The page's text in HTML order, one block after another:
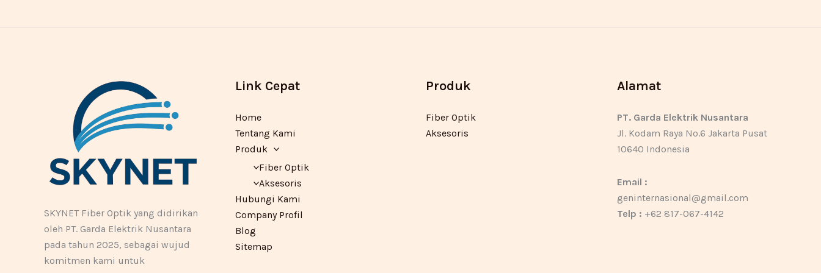
SKYNET Fiber Optik yang didirikan
oleh PT. Garda Elektrik Nusantara
pada tahun 2025, sebagai wujud
komitmen kami untuk
Link Cepat
Home
Tentang Kami
Produk
Fiber Optik
Aksesoris
Hubungi Kami
Company Profil
Blog
Sitemap
Produk
Fiber Optik
Aksesoris
Alamat
PT. Garda Elektrik Nusantara
Jl. Kodam Raya No.6 Jakarta Pusat
10640 Indonesia
Email :
geninternasional@gmail.com
Telp : +62 817-067-4142